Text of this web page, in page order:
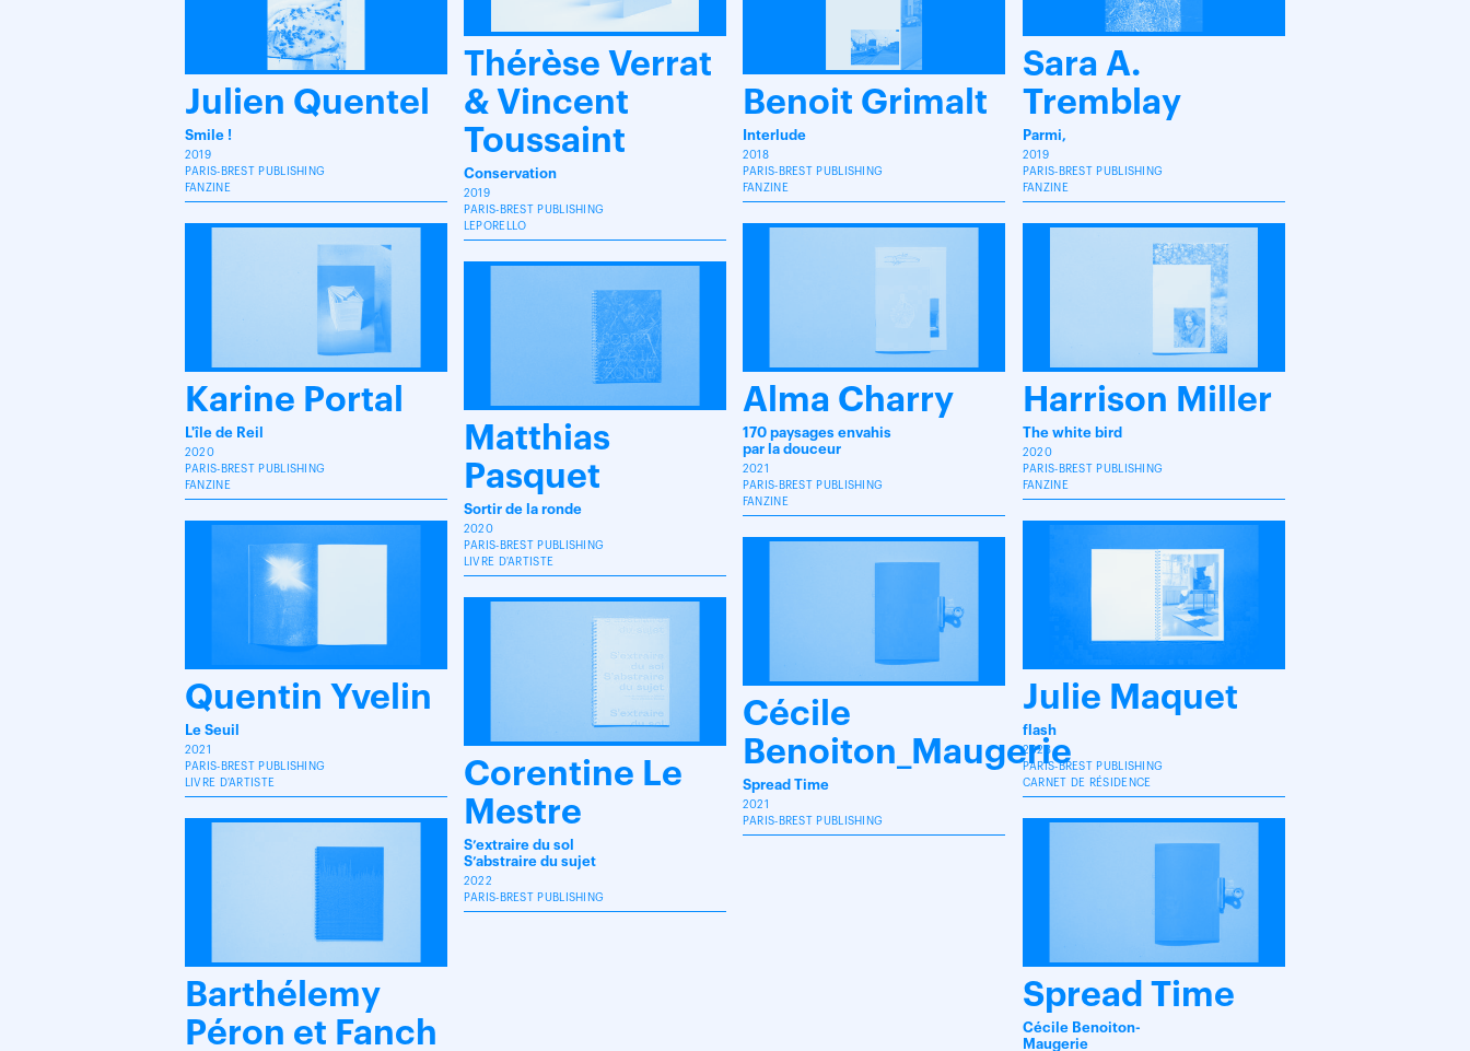
Thérèse Verrat
& Vincent
Toussaint
Conservation
2019
PARIS-BREST PUBLISHING
LEPORELLO
Sara A.
Tremblay
Parmi,
2019
PARIS-BREST PUBLISHING
FANZINE
Julien Quentel
Smile !
2019
PARIS-BREST PUBLISHING
FANZINE
Benoit Grimalt
Interlude
2018
PARIS-BREST PUBLISHING
FANZINE
Karine Portal
L'île de Reil
2020
PARIS-BREST PUBLISHING
FANZINE
Alma Charry
170 paysages envahis
par la douceur
2021
PARIS-BREST PUBLISHING
FANZINE
Harrison Miller
The white bird
2020
PARIS-BREST PUBLISHING
FANZINE
Matthias
Pasquet
Sortir de la ronde
2020
PARIS-BREST PUBLISHING
LIVRE D'ARTISTE
Quentin Yvelin
Le Seuil
2021
PARIS-BREST PUBLISHING
LIVRE D'ARTISTE
Julie Maquet
flash
2023
PARIS-BREST PUBLISHING
CARNET DE RÉSIDENCE
Cécile
Benoiton_Maugerie
Spread Time
2021
PARIS-BREST PUBLISHING
Corentine Le
Mestre
S’extraire du sol
S’abstraire du sujet
2022
PARIS-BREST PUBLISHING
Barthélemy
Péron et Fanch
Spread Time
Cécile Benoiton-
Maugerie